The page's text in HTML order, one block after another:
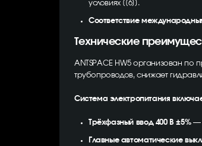
условиях [[6]].
Соответствие
Технические
ANTSPACE HW5 организован по
трубопроводов, снижает
Система электропитания
Трёхфазный ввод 400 В ±5%—
Главные автоматические